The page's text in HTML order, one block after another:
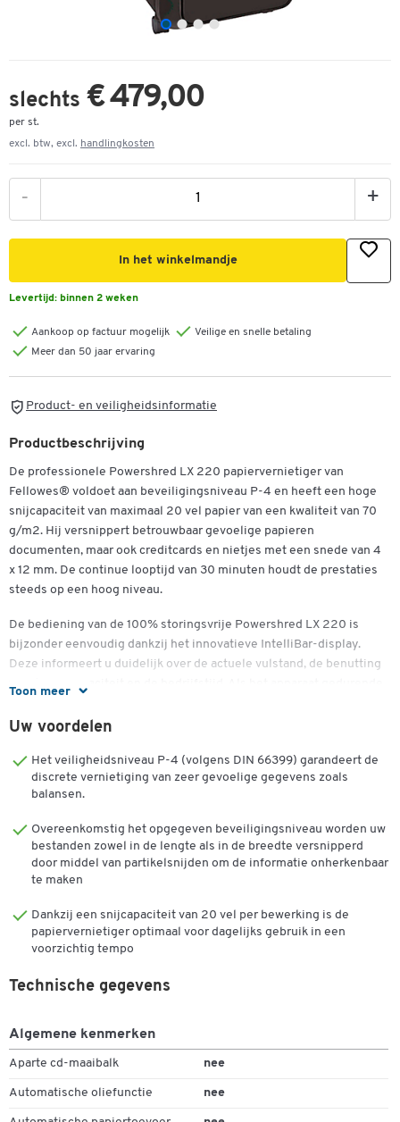
slechts € 479,00
per st.
excl. btw, excl. handlingkosten
- +
In het winkelmandje
Levertijd: binnen 2 weken
Aankoop op factuur mogelijk
Veilige en snelle betaling
Meer dan 50 jaar ervaring
Product- en veiligheidsinformatie
Toon meer
Productbeschrijving
De professionele Powershred LX 220 papiervernietiger van
Fellowes® voldoet aan beveiligingsniveau P-4 en heeft een hoge
snijcapaciteit van maximaal 20 vel papier van een kwaliteit van 70
g/m2. Hij versnippert betrouwbaar gevoelige papieren
documenten, maar ook creditcards en nietjes met een snede van 4
x 12 mm. De continue looptijd van 30 minuten houdt de prestaties
steeds op een hoog niveau.
De bediening van de 100% storingsvrije Powershred LX 220 is
bijzonder eenvoudig dankzij het innovatieve IntelliBar-display.
Deze informeert u duidelijk over de actuele vulstand, de benutting
van de snijcapaciteit en de bedrijfstijd. Als het apparaat gedurende
ingeschakeld.
Ook de grote, uittrekbare opvangbak met praktisch kijkvenster
draagt bij tot het gebruiksgemak: Hij heeft een capaciteit van 30
liter en hoeft dus slechts met langere tussenpozen te worden
Maximale veiligheid wordt gegarandeerd door de gepatenteerde
SafeSense®-technologie, die het apparaat automatisch stopt
Dankzij aan de onderzijde bevestigde rollen kan de eenheid snel
van de ene plaats naar de andere worden verplaatst.
De totale afmetingen van de zwarte Powershred LX 220
Kenmerken en functies:
Professionele papiervernietiger
Uw voordelen
Het veiligheidsniveau P-4 (volgens DIN 66399) garandeert de
discrete vernietiging van zeer gevoelige gegevens zoals
balansen.
Overeenkomstig het opgegeven beveiligingsniveau worden uw
bestanden zowel in de lengte als in de breedte versnipperd
door middel van partikelsnijden om de informatie onherkenbaar
te maken
Dankzij een snijcapaciteit van 20 vel per bewerking is de
papiervernietiger optimaal voor dagelijks gebruik in een
voorzichtig tempo
Technische gegevens
Algemene kenmerken
Aparte cd-maaibalk nee
Automatische oliefunctie nee